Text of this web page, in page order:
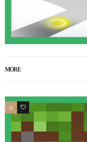
MORE
0 0